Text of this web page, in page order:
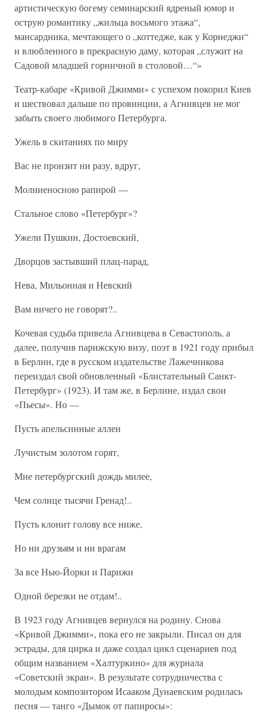
артистическую богему семинарский ядреный юмор и
острую романтику „жильца восьмого этажа“,
мансардника, мечтающего о „коттедже, как у Корнеджи“
и влюбленного в прекрасную даму, которая „служит на
Садовой младшей горничной в столовой…“»
Театр-кабаре «Кривой Джимми» с успехом покорил Киев
и шествовал дальше по провинции, а Агнивцев не мог
забыть своего любимого Петербурга.
Ужель в скитаниях по миру
Вас не пронзит ни разу, вдруг,
Молниеносною рапирой —
Стальное слово «Петербург»?
Ужели Пушкин, Достоевский,
Дворцов застывший плац-парад,
Нева, Мильонная и Невский
Вам ничего не говорят?..
Кочевая судьба привела Агнивцева в Севастополь, а
далее, получив парижскую визу, поэт в 1921 году прибыл
в Берлин, где в русском издательстве Лажечникова
переиздал свой обновленный «Блистательный Санкт-
Петербург» (1923). И там же, в Берлине, издал свои
«Пьесы». Но —
Пусть апельсинные аллеи
Лучистым золотом горят,
Мне петербургский дождь милее,
Чем солнце тысячи Гренад!..
Пусть клонит голову все ниже,
Но ни друзьям и ни врагам
За все Нью-Йорки и Парижи
Одной березки не отдам!..
В 1923 году Агнивцев вернулся на родину. Снова
«Кривой Джимми», пока его не закрыли. Писал он для
эстрады, для цирка и даже создал цикл сценариев под
общим названием «Халтуркино» для журнала
«Советский экран». В результате сотрудничества с
молодым композитором Исааком Дунаевским родилась
песня — танго «Дымок от папиросы»: